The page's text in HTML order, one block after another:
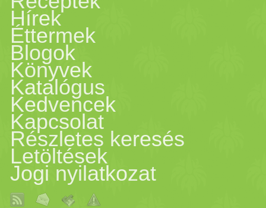
Hírek
Éttermek
Blogok
Könyvek
Katalógus
Kedvencek
Kapcsolat
Részletes keresés
Letöltések
Jogi nyilatkozat